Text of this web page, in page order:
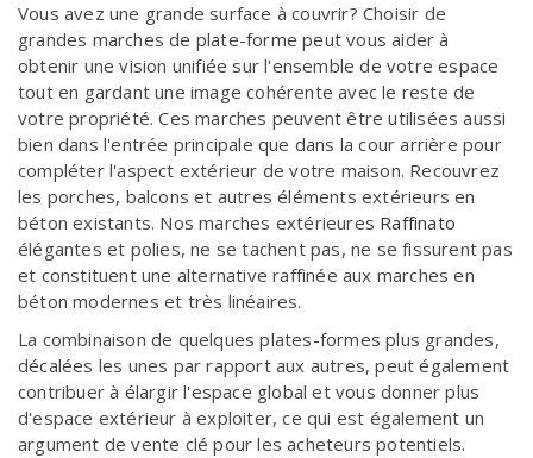
Vous avez une grande surface à couvrir? Choisir de
grandes marches de plate-forme peut vous aider à
obtenir une vision unifiée sur l'ensemble de votre espace
tout en gardant une image cohérente avec le reste de
votre propriété. Ces marches peuvent être utilisées aussi
bien dans l'entrée principale que dans la cour arrière pour
compléter l'aspect extérieur de votre maison. Recouvrez
les porches, balcons et autres éléments extérieurs en
béton existants. Nos marches extérieures Raffinato
élégantes et polies, ne se tachent pas, ne se fissurent pas
et constituent une alternative raffinée aux marches en
béton modernes et très linéaires.
La combinaison de quelques plates-formes plus grandes,
décalées les unes par rapport aux autres, peut également
contribuer à élargir l'espace global et vous donner plus
d'espace extérieur à exploiter, ce qui est également un
argument de vente clé pour les acheteurs potentiels.